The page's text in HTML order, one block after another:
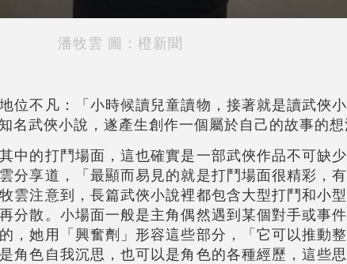
潘牧雲 圖：橙新聞
位不凡：「小時候讀兒童讀物，接著就是讀武俠
名武俠小說，遂產生創作一個屬於自己的故事的想
中的打鬥場面，這也確實是一部武俠作品不可缺
分享道，「最顯而易見的就是打鬥場面很精彩，
雲注意到，長篇武俠小說裡都包含大型打鬥和小
分散。小場面一般是主角偶然遇到某個對手或事
，她用「興奮劑」形容這些部分，「它可以推動
角色自我沉思，也可以是角色的各種經歷，這些